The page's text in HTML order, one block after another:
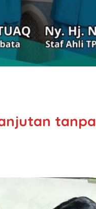
tanpa